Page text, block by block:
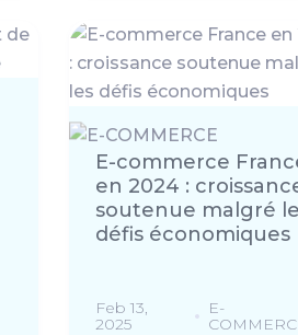
E-commerce
en 2024 :
soutenue malgré
défis économiques
Feb 13,
2025
E-